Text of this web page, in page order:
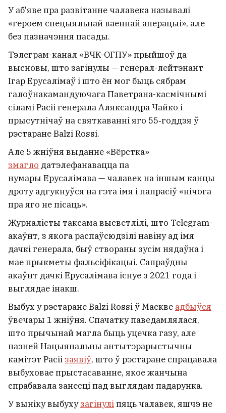
У аб'яве пра развітанне чалавека называлі
«героем спецыяльнай ваеннай аперацыі», але
без пазначэння пасады.
Тэлеграм-канал «ВЧК-ОГПУ» прыйшоў да
высновы, што загінулы — генерал-лейтэнант
Ігар Ерусалімаў і што ён мог быць сябрам
галоўнакамандуючага Паветрана-касмічнымі
сіламі Расіі генерала Аляксандра Чайко і
прысутнічаў на святкаванні яго 55‑годдзя ў
рэстаране Balzi Rossi.
Але 5 жніўня выданне «Вёрстка»
змагло датэлефанавацца па
нумары Ерусалімава — чалавек на іншым канцы
дроту адгукнуўся на гэта імя і папрасіў «нічога
пра яго не пісаць».
Журналісты таксама высветлілі, што Telegram-
акаўнт, з якога распаўсюдзілі навіну ад імя
дачкі генерала, быў створаны зусім нядаўна і
мае прыкметы фальсіфікацыі. Сапраўдны
акаўнт дачкі Ерусалімава існуе з 2021 года і
выглядае інакш.
Выбух у рэстаране Balzi Rossi ў Маскве адбыўся
ўвечары 1 жніўня. Спачатку паведамлялася,
што прычынай магла быць уцечка газу, але
пазней Нацыянальны антытэрарыстычны
камітэт Расіі заявіў, што ў рэстаране спрацавала
выбуховае прыстасаванне, якое жанчына
спрабавала занесці пад выглядам падарунка.
У выніку выбухузагінуліпяць чалавек, яшчэ не